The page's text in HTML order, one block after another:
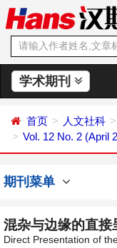
学术期刊
首页 人文社科
Vol. 12 No. 2 (April
期刊菜单
混杂与边缘的直
Direct Presentation of